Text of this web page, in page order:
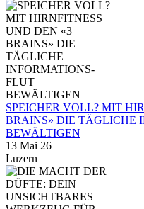
SPEICHER VOLL? MIT
BRAINS» DIE TÄGLICHE
BEWÄLTIGEN
13 Mai 26
Luzern